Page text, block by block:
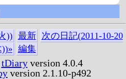
)) 最新
次の日記(2011-10-20
編集
tDiaryversion 4.0.4
version 2.1.10-p492